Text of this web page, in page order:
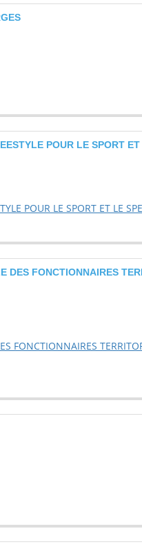
POUR LE SPORT
POUR LE SPORT ET LE
DES FONCTIONNAIRES
FONCTIONNAIRES